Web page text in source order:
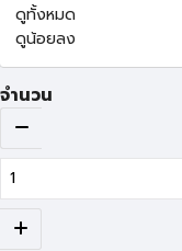
ดูทั้งหมด
ดูน้อยลง
จำนวน